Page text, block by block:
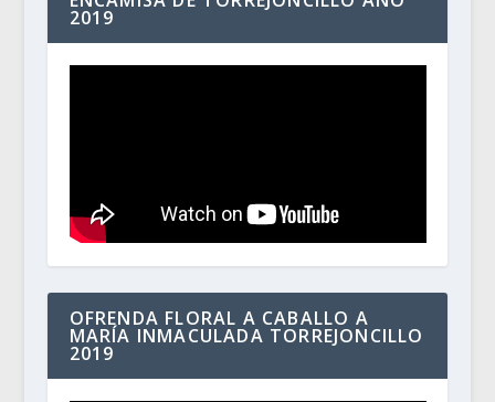
2019
OFRENDA FLORAL A CABALLO A
MARÍA INMACULADA TORREJONCILLO
2019